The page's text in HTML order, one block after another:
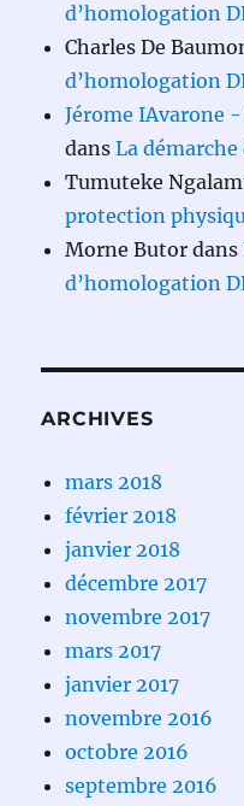
d’homologation
Charles De
d’homologation
Jérome IAvarone
dansLa
Tumuteke
protection
Morne Butor dans
d’homologation
ARCHIVES
mars 2018
février 2018
janvier 2018
décembre 2017
novembre 2017
mars 2017
janvier 2017
novembre 2016
octobre 2016
septembre 2016